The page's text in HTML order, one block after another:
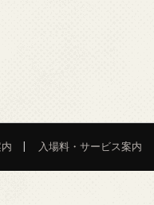
入場料・サービス案内